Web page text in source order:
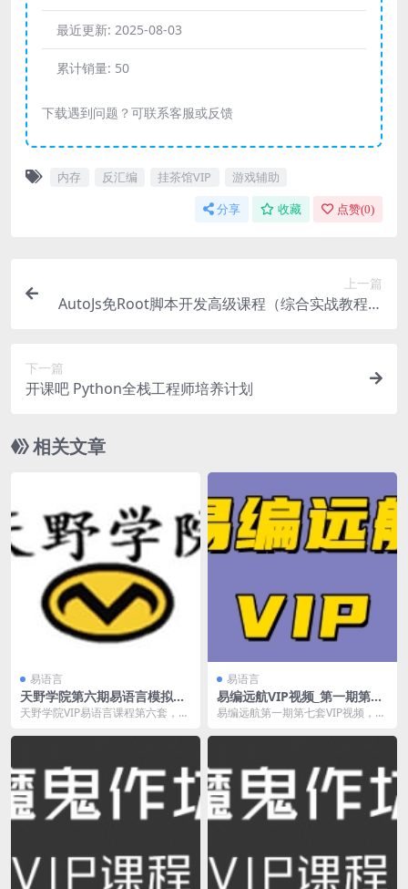
最近更新: 2025-08-03
累计销量: 50
下载遇到问题？可联系客服或反馈
内存 反汇编 挂茶馆VIP 游戏辅助
分享 收藏 点赞(0)
上一篇
AutoJs免Root脚本开发高级课程（综合实战教程）
下一篇
开课吧 Python全栈工程师培养计划
相关文章
易语言
天野学院第六期易语言模拟脚
本培训班
天野学院VIP易语言课程第六套，包
框架/手游实...
易语言
易编远航VIP视频_第一期第7
套易语言大漠多线程高级视频
易编远航第一期第七套VIP视频，属
讲编写易语言中控...